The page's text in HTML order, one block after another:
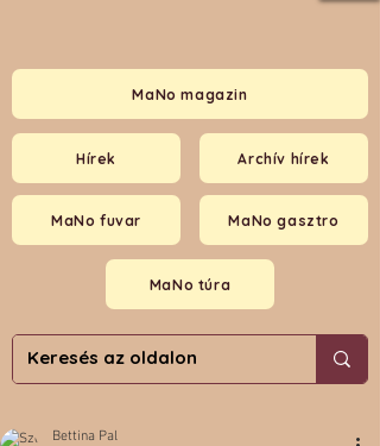
Hírek
MaNo magazin
MaNo fuvar MaNo gasztro
MaNo túra
Archív hírek
Bettina Pal